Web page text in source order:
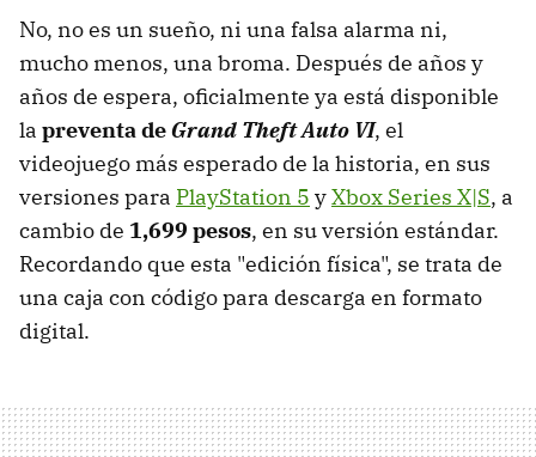
No, no es un sueño, ni una falsa alarma ni,
mucho menos, una broma. Después de años y
años de espera, oficialmente ya está disponible
la preventa deGrand Theft Auto VI, el
videojuego más esperado de la historia, en sus
versiones para PlayStation 5 yXbox Series X|S, a
cambio de 1,699 pesos, en su versión estándar.
Recordando que esta "edición física", se trata de
una caja con código para descarga en formato
digital.